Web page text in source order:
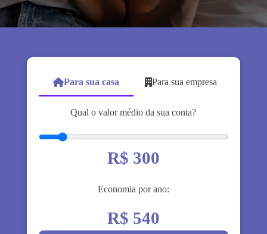
Para sua casa Para sua empresa
Qual o valor médio da sua conta?
R$ 300
Economia por ano:
R$ 540